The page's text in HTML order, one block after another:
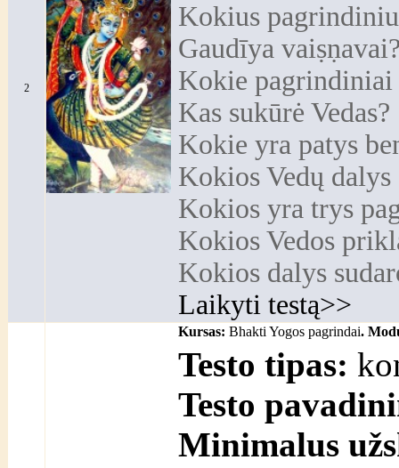
2
Kokius
Gaudīya
Kokie pagrindiniai
Kas sukūrė Vedas?
Kokie yra patys
Kokios Vedų
Kokios yra trys
Kokios Vedos
Kokios dalys
Laikyti testą>>
Kursas: Bhakti Yogos pagrindai.
Testo tipas:
Testo
Minimalus